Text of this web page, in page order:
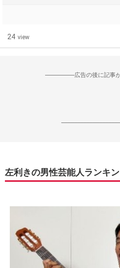
24 view
--------------------広告の後に記事
左利きの男性芸能人ランキ